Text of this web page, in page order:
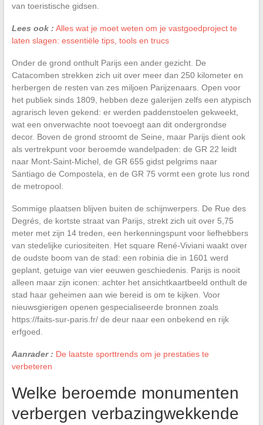
van toeristische gidsen.
Lees ook : Alles wat je moet weten om je vastgoedproject te
laten slagen: essentiële tips, tools en trucs
Onder de grond onthult Parijs een ander gezicht. De
Catacomben strekken zich uit over meer dan 250 kilometer en
herbergen de resten van zes miljoen Parijzenaars. Open voor
het publiek sinds 1809, hebben deze galerijen zelfs een atypisch
agrarisch leven gekend: er werden paddenstoelen gekweekt,
wat een onverwachte noot toevoegt aan dit ondergrondse
decor. Boven de grond stroomt de Seine, maar Parijs dient ook
als vertrekpunt voor beroemde wandelpaden: de GR 22 leidt
naar Mont-Saint-Michel, de GR 655 gidst pelgrims naar
Santiago de Compostela, en de GR 75 vormt een grote lus rond
de metropool.
Sommige plaatsen blijven buiten de schijnwerpers. De Rue des
Degrés, de kortste straat van Parijs, strekt zich uit over 5,75
meter met zijn 14 treden, een herkenningspunt voor liefhebbers
van stedelijke curiositeiten. Het square René-Viviani waakt over
de oudste boom van de stad: een robinia die in 1601 werd
geplant, getuige van vier eeuwen geschiedenis. Parijs is nooit
alleen maar zijn iconen: achter het ansichtkaartbeeld onthult de
stad haar geheimen aan wie bereid is om te kijken. Voor
nieuwsgierigen openen gespecialiseerde bronnen zoals
https://faits-sur-paris.fr/ de deur naar een onbekend en rijk
erfgoed.
Aanrader : De laatste sporttrends om je prestaties te
verbeteren
Welke beroemde monumenten
verbergen verbazingwekkende